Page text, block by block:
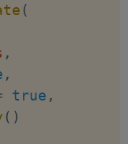
comment!
=> 1,
(
,
,
true ,
( )